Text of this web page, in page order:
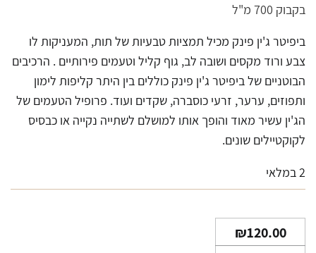
בקבוק 700 מ"ל
ביפיטר ג'ין פינק מכיל תמציות טבעיות של תות, המעניקות לו
צבע ורוד מקסים ושובה לב, גוף קליל וטעמים פירותיים . הרכיבים
הבוטניים של ביפיטר ג'ין פינק כוללים בין היתר קליפות לימון
ותפוזים, ערער, זרעי כוסברה, שקדים ועוד. פרופיל הטעמים של
הג'ין עשיר מאוד והופך אותו למושלם לשתייה נקייה או כבסיס
לקוקטיילים שונים.
2 במלאי
₪120.00